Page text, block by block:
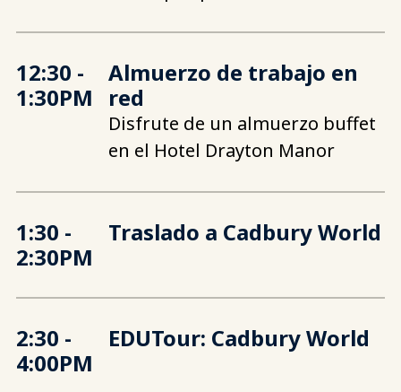
12:30 -
1:30PM
Almuerzo de trabajo en
red
Disfrute de un almuerzo buffet
en el Hotel Drayton Manor
1:30 -
2:30PM
Traslado a Cadbury World
2:30 -
4:00PM
EDUTour: Cadbury World